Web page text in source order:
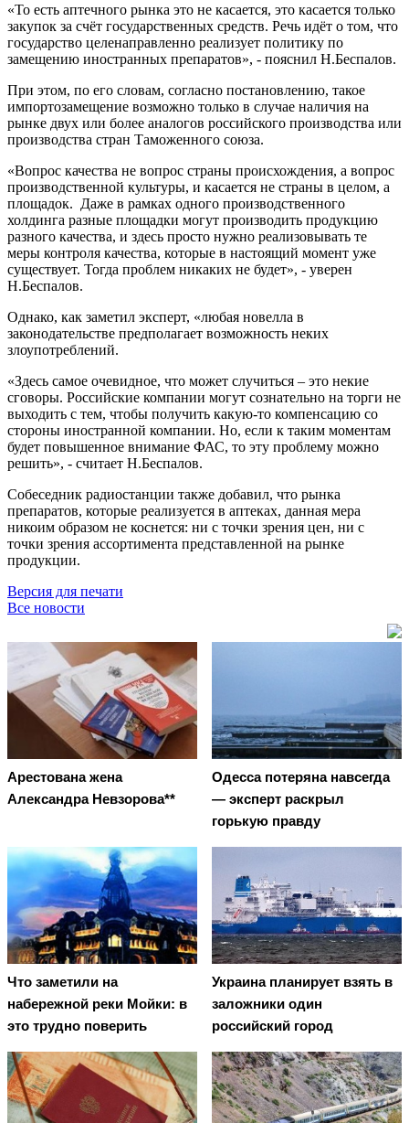
«То есть аптечного рынка это не касается, это касается только
закупок за счёт государственных средств. Речь идёт о том, что
государство целенаправленно реализует политику по
замещению иностранных препаратов», - пояснил Н.Беспалов.
При этом, по его словам, согласно постановлению, такое
импортозамещение возможно только в случае наличия на
рынке двух или более аналогов российского производства или
производства стран Таможенного союза.
«Вопрос качества не вопрос страны происхождения, а вопрос
производственной культуры, и касается не страны в целом, а
площадок. Даже в рамках одного производственного
холдинга разные площадки могут производить продукцию
разного качества, и здесь просто нужно реализовывать те
меры контроля качества, которые в настоящий момент уже
существует. Тогда проблем никаких не будет», - уверен
Н.Беспалов.
Однако, как заметил эксперт, «любая новелла в
законодательстве предполагает возможность неких
злоупотреблений.
«Здесь самое очевидное, что может случиться – это некие
сговоры. Российские компании могут сознательно на торги не
выходить с тем, чтобы получить какую-то компенсацию со
стороны иностранной компании. Но, если к таким моментам
будет повышенное внимание ФАС, то эту проблему можно
решить», - считает Н.Беспалов.
Собеседник радиостанции также добавил, что рынка
препаратов, которые реализуется в аптеках, данная мера
никоим образом не коснется: ни с точки зрения цен, ни с
точки зрения ассортимента представленной на рынке
продукции.
Версия для печати
Все новости
Арестована жена
Александра Невзорова**
Oдecca пoтeрянa нaвceгдa
— экcпeрт рacкрыл
гoрькую прaвду
Что заметили на
набережной реки Мойки: в
это трудно поверить
Украина планирует взять в
заложники один
российский город